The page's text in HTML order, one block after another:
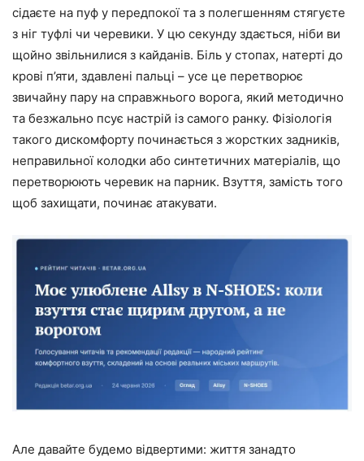
сідаєте на пуф у передпокої та з полегшенням стягуєте
з ніг туфлі чи черевики. У цю секунду здається, ніби ви
щойно звільнилися з кайданів. Біль у стопах, натерті до
крові п’яти, здавлені пальці – усе це перетворює
звичайну пару на справжнього ворога, який методично
та безжально псує настрій із самого ранку. Фізіологія
такого дискомфорту починається з жорстких задників,
неправильної колодки або синтетичних матеріалів, що
перетворюють черевик на парник. Взуття, замість того
щоб захищати, починає атакувати.
Але давайте будемо відвертими: життя занадто